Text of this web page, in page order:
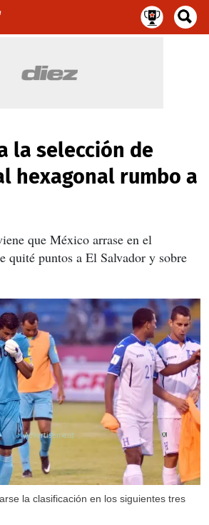
la selección de
hexagonal rumbo a
que México arrase en el
quité puntos a El Salvador y sobre
la clasificación en los siguientes tres
X